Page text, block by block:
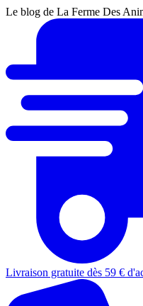
Le blog de La Ferme Des
Livraison gratuite dès 59 €